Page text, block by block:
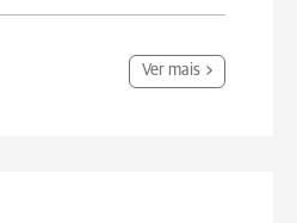
Ver mais